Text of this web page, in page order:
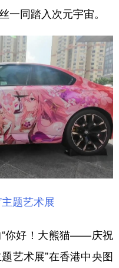
一同踏入次元宇宙。
题艺术展
你好！大熊猫——庆祝
艺术展”在香港中央图